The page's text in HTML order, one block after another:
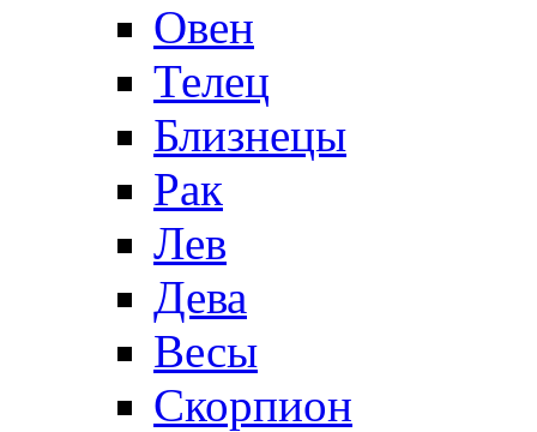
Овен
Телец
Близнецы
Рак
Лев
Дева
Весы
Скорпион